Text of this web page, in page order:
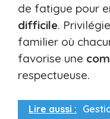
de fatigue pour
difficile.
familier où
favorise une
respectueuse.
Lire aussi :